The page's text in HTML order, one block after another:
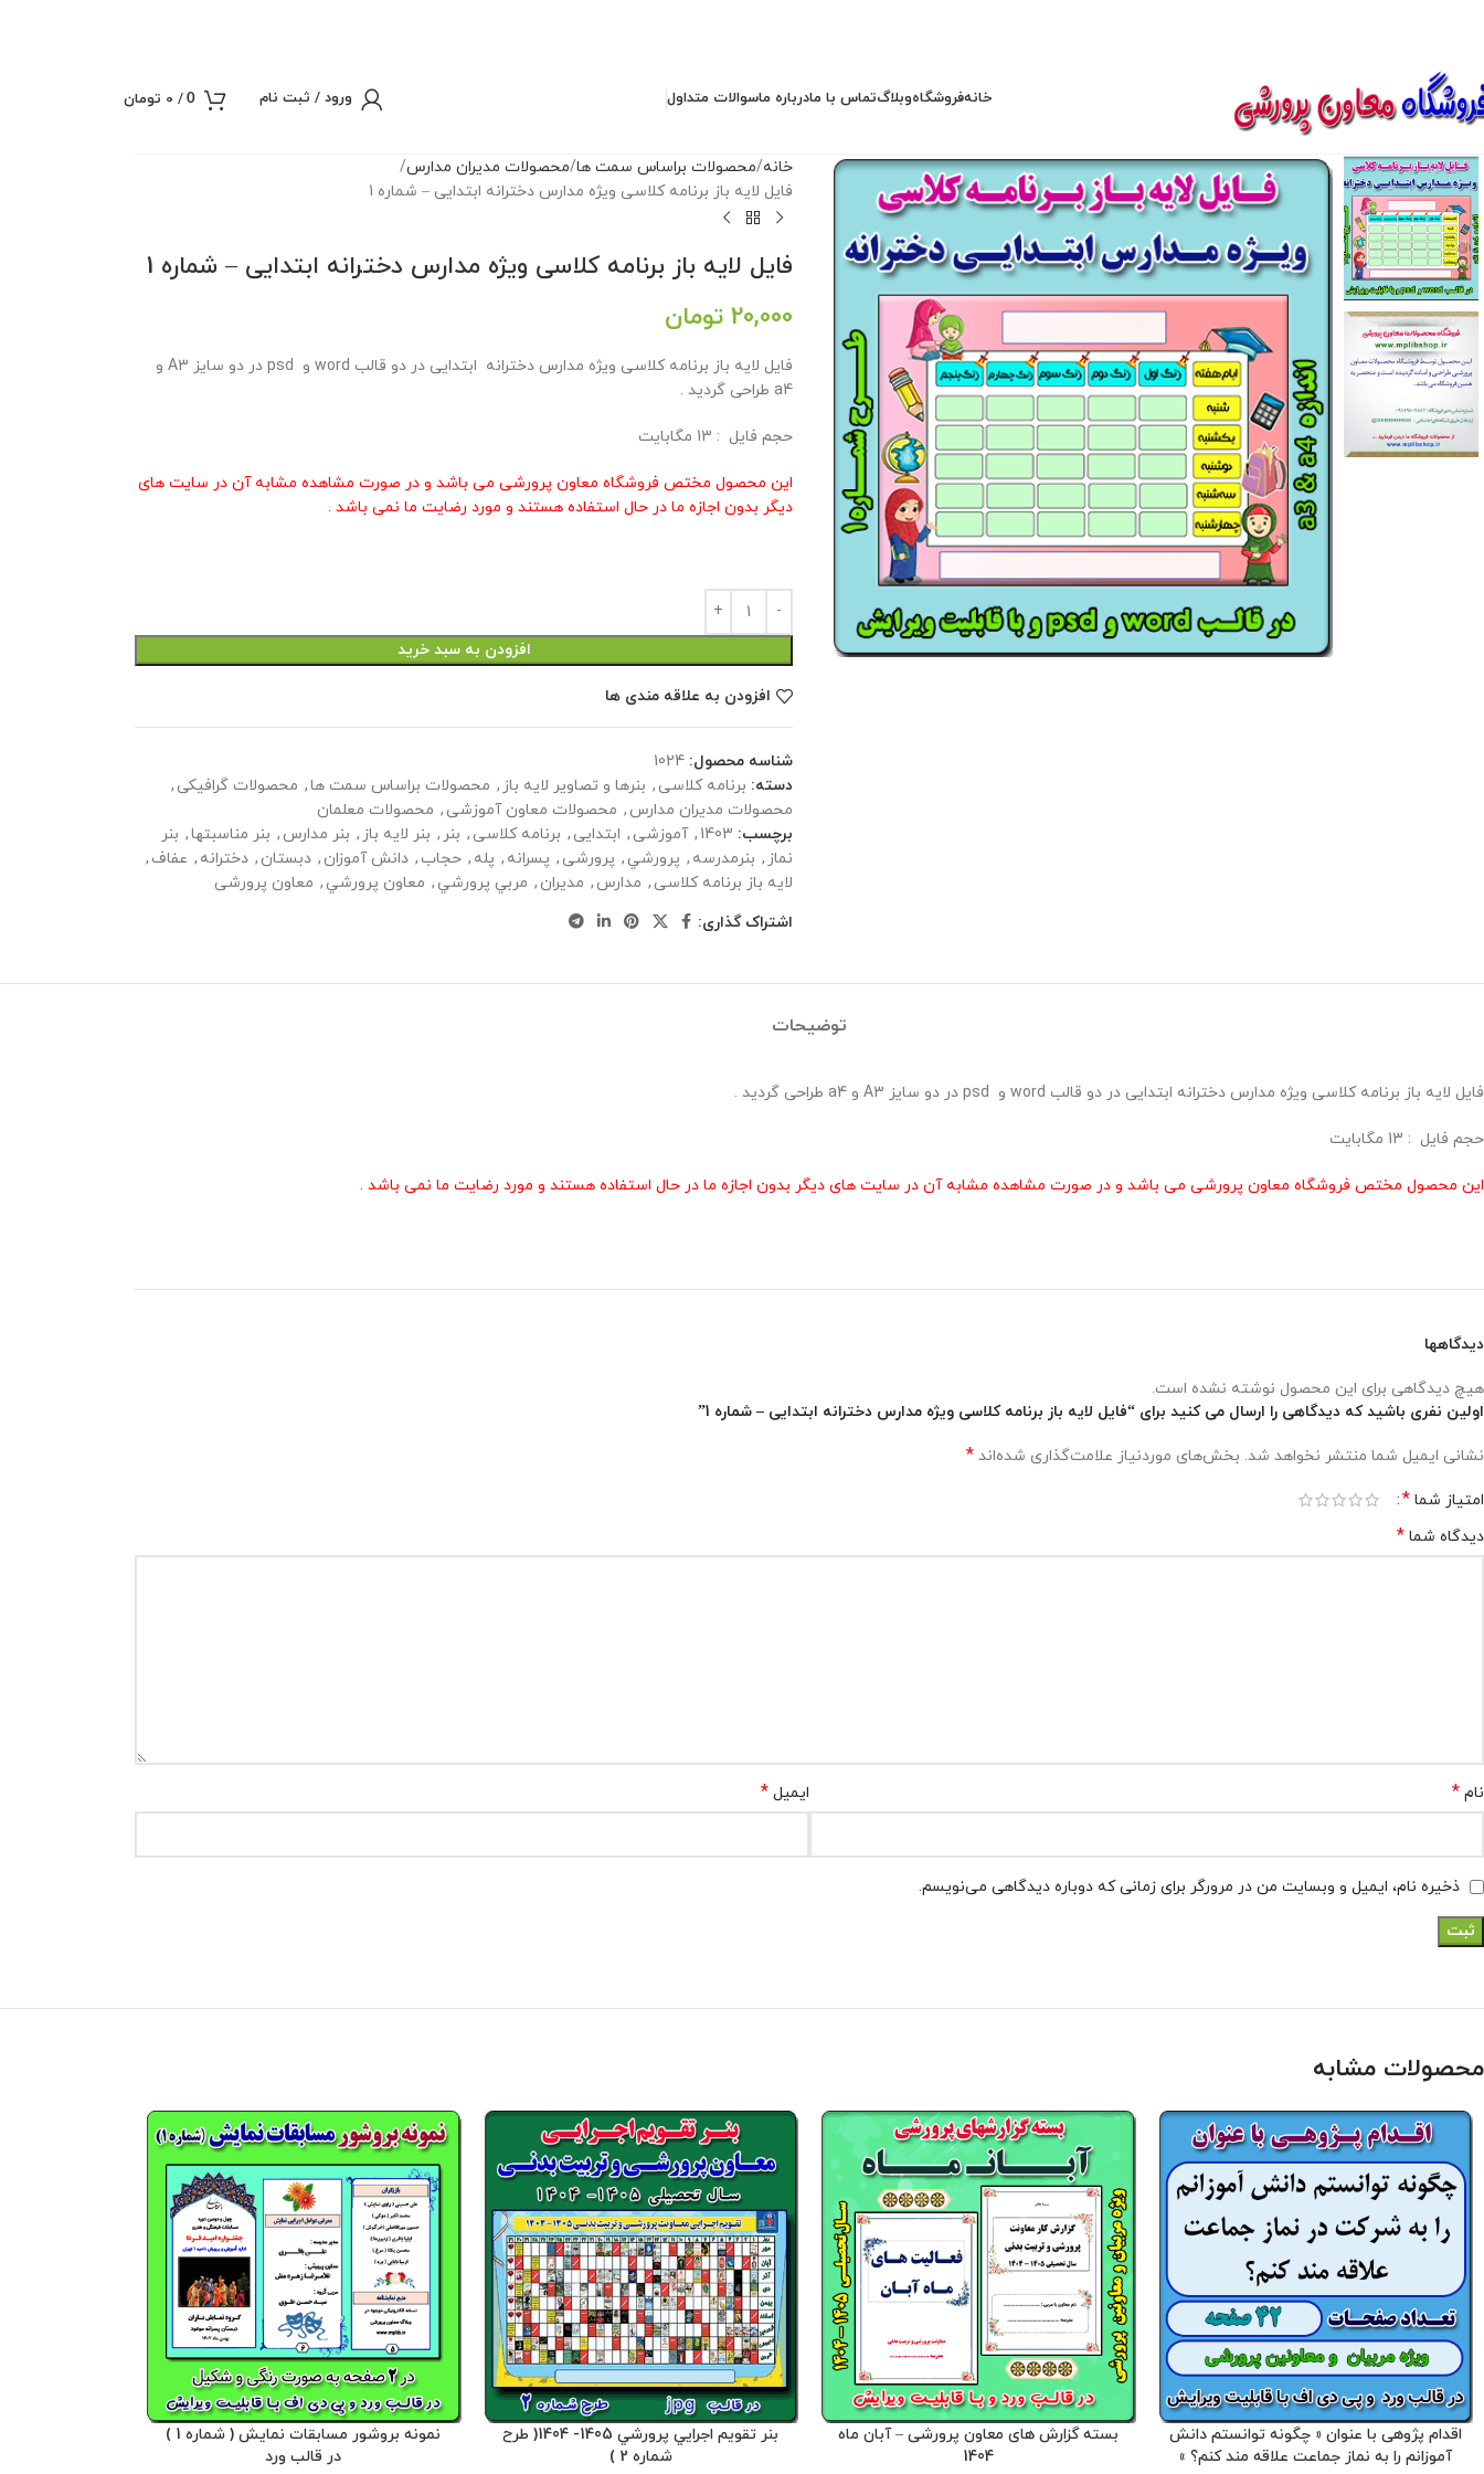
خانهفروشگاهوبلاگتماس با مادرباره ماسوالات متداول ورود / ثبت نام 0
/
0 تومان
خانه محصولات براساس سمت ها محصولات مدیران مدارس
فایل لایه باز برنامه کلاسی ویژه مدارس دخترانه ابتدایی – شماره 1
فایل لایه باز برنامه کلاسی ویژه مدارس دخترانه ابتدایی – شماره 1
20,000 تومان
فایل لایه باز برنامه کلاسی ویژه مدارس دخترانه ابتدایی در دو قالب word و psd در دو سایز A3 و
a4 طراحی گردید .
حجم فايل : 13 مگابايت
این محصول مختص فروشگاه معاون پرورشی می باشد و در صورت مشاهده مشابه آن در سایت های
دیگر بدون اجازه ما در حال استفاده هستند و مورد رضایت ما نمی باشد .
افزودن به سبد خرید
افزودن به علاقه مندی ها
شناسه محصول: 1024
دسته: برنامه کلاسی , بنرها و تصاویر لایه باز , محصولات براساس سمت ها, محصولات گرافیکی ,
محصولات مدیران مدارس , محصولات معاون آموزشی , محصولات معلمان
برچسب: 1403
, آموزشی , ابتدایی , برنامه کلاسی , بنر , بنر لايه باز , بنر مدارس , بنر مناسبتها, بنر
نماز , بنرمدرسه , پرورشي , پرورشی , پسرانه , پله , حجاب , دانش آموزان , دبستان , دخترانه , عفاف ,
لایه باز برنامه کلاسی , مدارس , مدیران , مربي پرورشي , معاون پرورشي , معاون پرورشی
اشتراک گذاری:
توضیحات
فایل لایه باز برنامه کلاسی ویژه مدارس دخترانه ابتدایی در دو قالب word و psd در دو سایز A3 و a4 طراحی گردید .
حجم فايل : 13 مگابايت
این محصول مختص فروشگاه معاون پرورشی می باشد و در صورت مشاهده مشابه آن در سایت های دیگر بدون اجازه ما در حال استفاده هستند و مورد رضایت ما نمی باشد .
دیدگاهها
هیچ دیدگاهی برای این محصول نوشته نشده است.
اولین نفری باشید که دیدگاهی را ارسال می کنید برای “فایل لایه باز برنامه کلاسی ویژه مدارس دخترانه ابتدایی – شماره 1”
نشانی ایمیل شما منتشر نخواهد شد. بخش‌های موردنیاز علامت‌گذاری شده‌اند *
امتیاز شما *
دیدگاه شما *
نام * ایمیل *
ذخیره نام، ایمیل و وبسایت من در مرورگر برای زمانی که دوباره دیدگاهی می‌نویسم.
محصولات مشابه
اقدام پژوهی با عنوان « چگونه توانستم دانش
آموزانم را به نماز جماعت علاقه مند کنم؟ »
بسته گزارش های معاون پرورشی – آبان ماه
1404
بنر تقويم اجرايي پرورشي 1405- 1404( طرح
شماره 2 )
نمونه بروشور مسابقات نمایش ( شماره 1 )
در قالب ورد